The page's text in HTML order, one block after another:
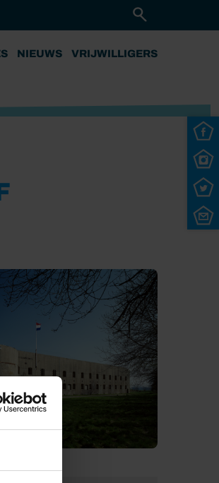
NIEUWS VRIJWILLIGERS